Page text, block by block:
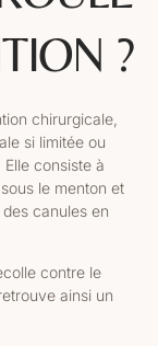
?
chirurgicale,
si limitée ou
consiste à
le menton et
canules en
contre le
ainsi un